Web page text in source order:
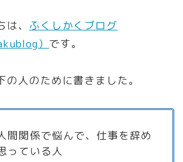
、 ふくしかくブログ
） です。
の人のために書きました。
間関係で悩んで、仕事を辞め
っている人